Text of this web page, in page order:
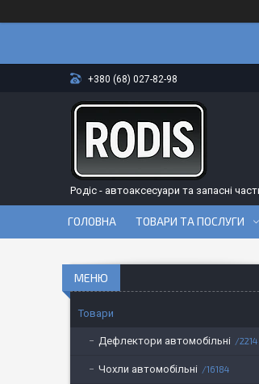
+380 (68) 027-82-98
Родіс - автоаксесуари та запасні
ГОЛОВНА ТОВАРИ ТА ПОСЛУГИ
Товари
Дефлектори автомобільні 2214
Чохли автомобільні 16184